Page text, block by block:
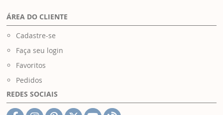
ÁREA DO CLIENTE
Cadastre-se
Faça seu login
Favoritos
Pedidos
REDES SOCIAIS